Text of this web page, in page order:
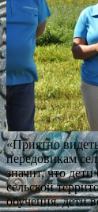
«Приятно
передовикам
значит, что
сельской
обучения, дети